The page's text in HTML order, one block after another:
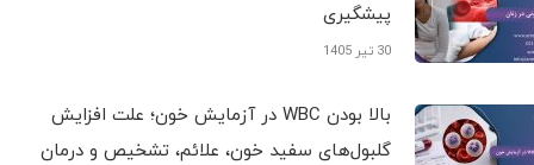
پیشگیری
30 تیر 1405
بالا بودن WBC در آزمایش خون؛ علت افزایش
گلبول‌های سفید خون، علائم، تشخیص و درمان